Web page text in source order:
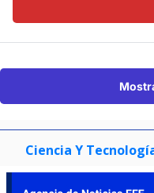
Ciencia Y